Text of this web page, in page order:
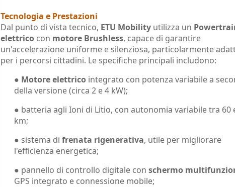
Tecnologia e Prestazioni
Dal punto di vista tecnico, ETU Mobility utilizza un
elettrico con motore Brushless, capace di garantire
un'accelerazione uniforme e silenziosa, particolarmente
per i percorsi cittadini. Le specifiche principali includono:
● Motore elettricointegrato con potenza variabile a
della versione (circa 2 e 4 kW);
● batteria agli Ioni di Litio, con autonomia variabile tra 60
km;
● sistema di frenata rigenerativa, utile per migliorare
l'efficienza energetica;
● pannello di controllo digitale con schermo
GPS integrato e connessione mobile;